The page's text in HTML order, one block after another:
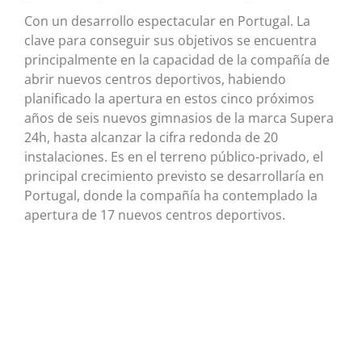
Con un desarrollo espectacular en Portugal. La
clave para conseguir sus objetivos se encuentra
principalmente en la capacidad de la compañía de
abrir nuevos centros deportivos, habiendo
planificado la apertura en estos cinco próximos
años de seis nuevos gimnasios de la marca Supera
24h, hasta alcanzar la cifra redonda de 20
instalaciones. Es en el terreno público-privado, el
principal crecimiento previsto se desarrollaría en
Portugal, donde la compañía ha contemplado la
apertura de 17 nuevos centros deportivos.